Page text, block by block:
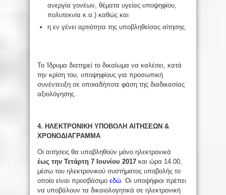
ανεργία γονέων, θέματα υγείας υποψηφίου,
πολυτεκνία κ.α.) καθώς και
η εν γένει αρτιότητα της υποβληθείσας αίτησης.
Το Ίδρυμα διατηρεί το δικαίωμα να καλέσει, κατά
την κρίση του, υποψηφίους για προσωπική
συνέντευξη σε οποιαδήποτε φάση της διαδικασίας
αξιολόγησης.
4. ΗΛΕΚΤΡΟΝΙΚΗ ΥΠΟΒΟΛΗ ΑΙΤΗΣΕΩΝ &
ΧΡΟΝΟΔΙΑΓΡΑΜΜΑ
Οι αιτήσεις θα υποβληθούν μόνο ηλεκτρονικά
έως την Τετάρτη 7 Ιουνίου 2017 και ώρα 14.00,
μέσω του ηλεκτρονικού συστήματος υποβολής το
οποίο είναι προσβάσιμο εδώ . Οι υποψήφιοι πρέπει
να υποβάλουν τα δικαιολογητικά σε ηλεκτρονική